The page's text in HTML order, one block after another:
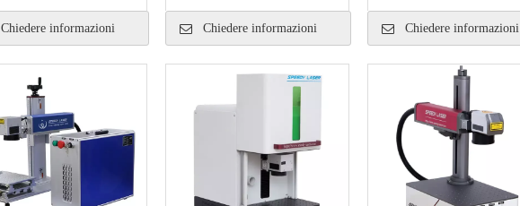
Chiedere informazioni Chiedere informazioni
Cina
Chiedere informazioni